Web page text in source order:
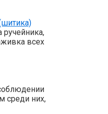
ручейника,
всех
среди них,